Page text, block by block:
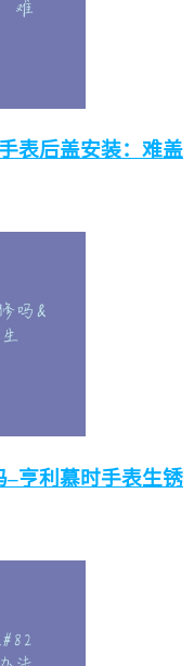
表后盖安装：难盖
亨利慕时手表生锈